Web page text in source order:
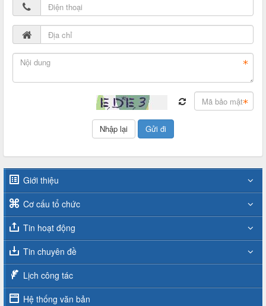
Giới thiệu
Cơ cấu tổ chức
Tin hoạt động
Tin chuyên đề
Lịch công tác
Hệ thống văn bản